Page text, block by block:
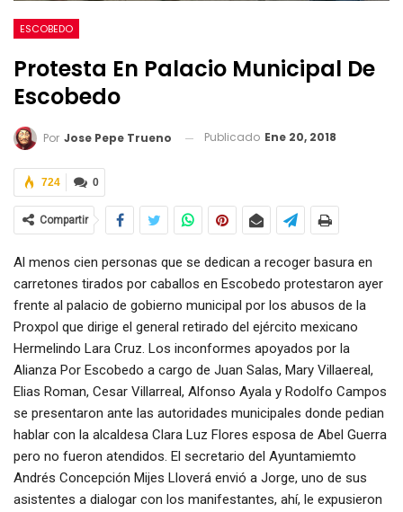
ESCOBEDO
Protesta En Palacio Municipal De
Escobedo
Por Jose Pepe Trueno Publicado Ene 20, 2018
0
724
Compartir
Al menos cien personas que se dedican a recoger basura en
carretones tirados por caballos en Escobedo protestaron ayer
frente al palacio de gobierno municipal por los abusos de la
Proxpol que dirige el general retirado del ejército mexicano
Hermelindo Lara Cruz. Los inconformes apoyados por la
Alianza Por Escobedo a cargo de Juan Salas, Mary Villaereal,
Elias Roman, Cesar Villarreal, Alfonso Ayala y Rodolfo Campos
se presentaron ante las autoridades municipales donde pedian
hablar con la alcaldesa Clara Luz Flores esposa de Abel Guerra
pero no fueron atendidos. El secretario del Ayuntamiemto
Andrés Concepción Mijes Lloverá envió a Jorge, uno de sus
asistentes a dialogar con los manifestantes, ahí, le expusieron